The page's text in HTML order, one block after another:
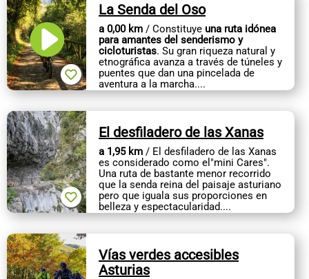
QUÉ HACER
ALOJAMIENTOS
RESTAURANTES
TURISMO ACTIVO
TIENDA
AGENDA
OFERTAS
CONTACTO
La Senda del Oso
a 0,00 km / Constituye una ruta idónea
para amantes del senderismo y
cicloturistas. Su gran riqueza natural y
etnográfica avanza a través de túneles y
puentes que dan una pincelada de
aventura a la marcha....
El desfiladero de las Xanas
a 1,95 km / El desfiladero de las Xanas
es considerado como el"mini Cares".
Una ruta de bastante menor recorrido
que la senda reina del paisaje asturiano
pero que iguala sus proporciones en
belleza y espectacularidad....
Vías verdes accesibles
Asturias